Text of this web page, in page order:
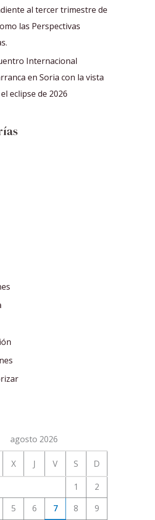
al tercer trimestre de
las Perspectivas
Internacional
en Soria con la vista
eclipse de 2026
agosto 2026
X J V S D
1
2
5 6 7 8
9